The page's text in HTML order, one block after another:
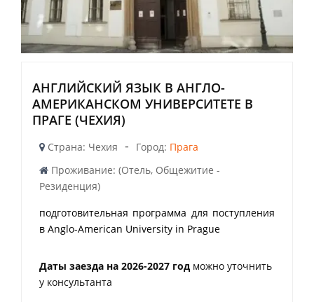
АНГЛИЙСКИЙ ЯЗЫК В АНГЛО-
АМЕРИКАНСКОМ УНИВЕРСИТЕТЕ В
ПРАГЕ (ЧЕХИЯ)
Страна: Чехия - Город: Прага
Проживание: (Отель, Общежитие -
Резиденция)
подготовительная программа для поступления
в Anglo-American University in Prague
Даты заезда на 2026-2027 год можно уточнить
у консультанта